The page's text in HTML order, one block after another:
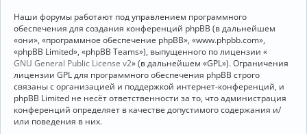
Наши форумы работают под управлением программного
обеспечения для создания конференций phpBB (в дальнейшем
«они», «программное обеспечение phpBB», «www.phpbb.com»,
«phpBB Limited», «phpBB Teams»), выпущенного по лицензии «
GNU General Public License v2» (в дальнейшем «GPL»). Ограничения
лицензии GPL для программного обеспечения phpBB строго
связаны с организацией и поддержкой интернет-конференций, и
phpBB Limited не несёт ответственности за то, что администрация
конференций определяет в качестве допустимого содержания и/
или поведения в них.